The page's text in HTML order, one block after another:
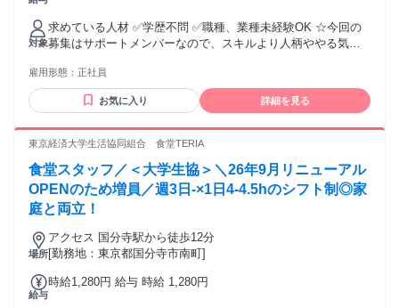
れる通勤・皆勤・家族手当金額：なし 全員に一律で支払われ
るその他手当金額：なし
対象
求めている人材 ✅学歴不問 ✅職種、業種未経験OK ☆今回の
募集はサポートメンバーなので、スキルより人柄ややる気を
東京オフィスに出社ができるメンバーを想定しています(日帰
りOK＋交通費1000円支給)。 ＜キャリアプラン＞ 🌸入社1～3
ヶ月 まずはジャパゲートのサービス内容や、外国人材の就業
い合わせ対応、日程調整などの基礎的な事務作業から慣れて
ート担当として、カウンセリング準備、選考進捗管理、入社
前後のフォローなど、より幅広い業務をお任せします。 ⭐入
社3～5年後 サポート事務チームのリーダーとして、後輩の育
成や業務フロー改善にも挑戦可能です。外国人材の日本での
キャリア形成を支える、事業運営の中心メンバーとして活躍
できます。 ＜どんなメンバーがいるか＞ 外国人材の就業支
バーが、それぞれの専門性を活かして事業を進めています。
雇用形態： 正社員
お気に入り 詳細を見る
東京経済大学生活協同組合 食堂TERIA
食堂スタッフ／＜大学生協＞＼26年9月リニューアル
OPENのため増員／週3日-×1日4-4.5hのシフト制◎家
庭と両立！
場所
アクセス 国分寺駅から徒歩12分
[勤務地：東京都国分寺市南町]
給与
時給1,280円 給与 時給 1,280円